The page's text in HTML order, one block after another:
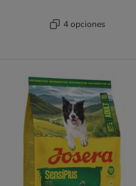
4 opciones